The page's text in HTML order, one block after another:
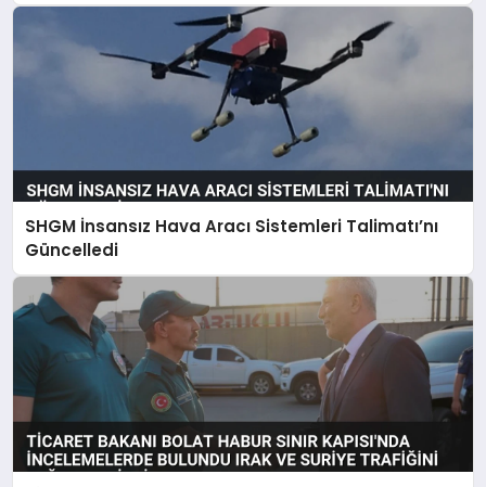
SHGM İnsansız Hava Aracı Sistemleri Talimatı’nı
Güncelledi